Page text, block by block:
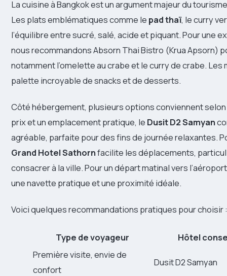
La cuisine à Bangkok est un argument majeur du
Les plats emblématiques comme le pad thaï, le curry
l’équilibre entre sucré, salé, acide et piquant. Pour une
nous recommandons Absorn Thai Bistro (Krua Apsorn)
notamment l’omelette au crabe et le curry de crabe.
palette incroyable de snacks et de desserts.
Côté hébergement, plusieurs options conviennent
prix et un emplacement pratique, le Dusit D2 Samyan
agréable, parfaite pour des fins de journée relaxantes.
Grand Hotel Sathornfacilite les déplacements,
consacrer à la ville. Pour un départ matinal vers
une navette pratique et une proximité idéale.
Voici quelques recommandations pratiques pour choisir :
Type de voyageur
Hôtel
Première visite, envie de
confort
Dusit D2 Samyan